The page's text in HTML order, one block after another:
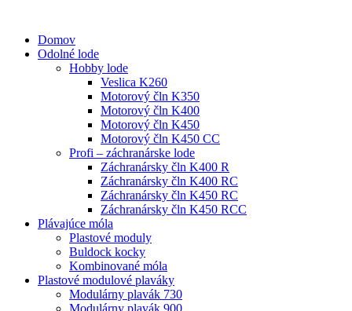
Domov
Odolné lode
Hobby lode
Veslica K260
Motorový čln K350
Motorový čln K400
Motorový čln K450
Motorový čln K450 CC
Profi – záchranárske lode
Záchranársky čln K400 R
Záchranársky čln K400 RC
Záchranársky čln K450 RC
Záchranársky čln K450 RCC
Plávajúce móla
Plastové moduly
Buldock kocky
Kombinované móla
Plastové modulové plaváky
Modulárny plavák 730
Modulárny plavák 900